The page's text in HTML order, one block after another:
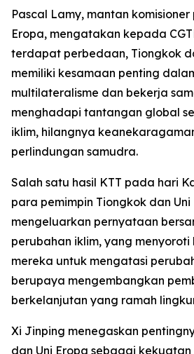
Pascal Lamy, mantan
Eropa, mengatakan kepada
terdapat perbedaan, Tiongkok
memiliki kesamaan penting
multilateralisme dan bekerja
menghadapi tantangan global
iklim, hilangnya
perlindungan samudra.
Salah satu hasil KTT pada hari
para pemimpin Tiongkok dan Uni
mengeluarkan pernyataan
perubahan iklim, yang menyoroti
mereka untuk mengatasi
berupaya mengembangkan
berkelanjutan yang ramah
Xi Jinping menegaskan
dan Uni Eropa sebagai